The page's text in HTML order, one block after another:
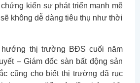
kiến sự phát triển mạnh mẽ
không dễ dàng tiêu thụ như thời
hướng thị trường BĐS cuối năm
– Giám đốc sàn bất động sản
cũng cho biết thị trường đã rục